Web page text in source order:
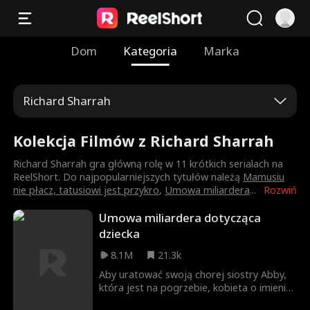
Dom Kategoria Marka
Richard Sharrah
Kolekcja Filmów z Richard Sharrah
Rozwiń
Richard Sharrah gra główną rolę w 11 krótkich serialach na
ReelShort. Do najpopularniejszych tytułów należą Mamusiu
nie płacz, tatusiowi jest przykro, Umowa miliardera...
Umowa miliardera dotycząca
dziecka
8.1M
21.3k
Aby uratować swoją chorej siostry Abby,
która jest na pogrzebie, kobieta o imieniu